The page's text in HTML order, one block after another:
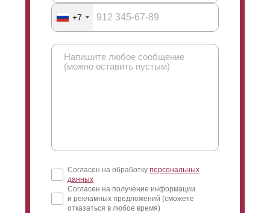
+7
Согласен на обработку персональных
данных
Согласен на получение информации
и рекламных предложений (сможете
отказаться в любое время)